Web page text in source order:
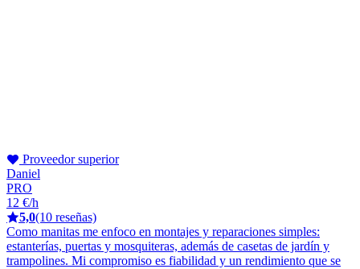
Proveedor superior
Daniel
PRO
12 €/h
5,0(10 reseñas)
Como manitas me enfoco en montajes y reparaciones simples:
estanterías, puertas y mosquiteras, además de casetas de jardín y
trampolines. Mi compromiso es fiabilidad y un rendimiento que se